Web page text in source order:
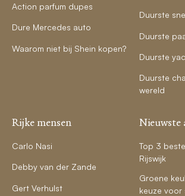
Action parfum dupes
Dure Mercedes auto
Waarom niet bij Shein kopen?
Duurste
Duurste
Duurste
Duurste
wereld
Rijke mensen
Carlo Nasi
Debby van der Zande
Gert Verhulst
Nieuwste
Top 3
Rijswijk
Groene
keuze voor